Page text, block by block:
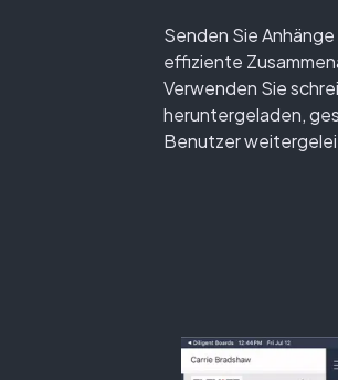
Senden Sie
effiziente
Verwenden Sie
heruntergeladen,
Benutzer